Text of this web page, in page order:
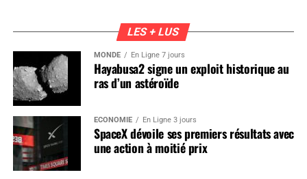
LES + LUS
MONDE En Ligne 7 jours
Hayabusa2 signe un exploit historique au
ras d’un astéroïde
ÉCONOMIE En Ligne 3 jours
SpaceX dévoile ses premiers résultats avec
une action à moitié prix